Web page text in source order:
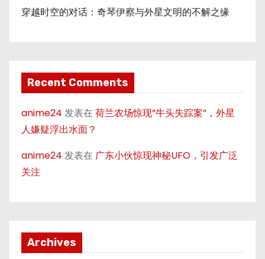
穿越时空的对话：奇琴伊察与外星文明的不解之缘
Recent Comments
anime24 发表在荷兰农场惊现”牛头失踪案”，外星
人嫌疑浮出水面？
anime24 发表在 广东小伙惊现神秘UFO，引发广泛
关注
Archives